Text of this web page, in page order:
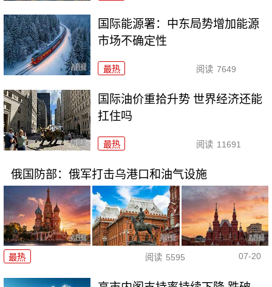
国际能源署：中东局势增加能源
市场不确定性
最热 阅读 7649
国际油价重拾升势 世界经济还能
扛住吗
最热 阅读 11691
俄国防部：俄军打击乌港口和油气设施
最热 阅读 5595 07-20